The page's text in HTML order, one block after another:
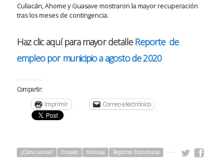
Culiacán, Ahome y Guasave mostraron la mayor recuperación
tras los meses de contingencia.
Haz clic aquí para mayor detalle Reporte de
empleo por municipio a agosto de 2020
Compartir:
Imprimir
Correo electrónico
¿Cómo vamos? Empleo Noticias Reportes Economicos